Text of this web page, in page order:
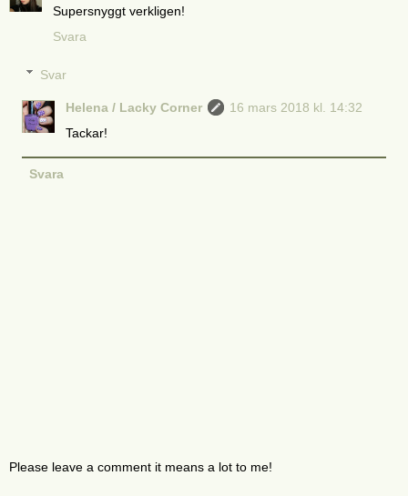
Supersnyggt verkligen!
Svara
Svar
Helena / Lacky Corner
16 mars 2018 kl. 14:32
Tackar!
Svara
Please leave a comment it means a lot to me!